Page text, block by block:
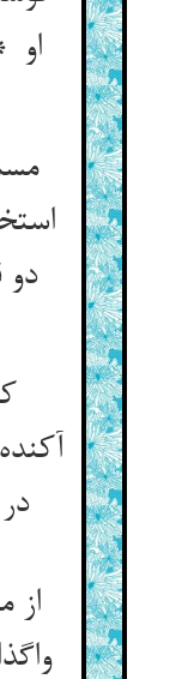
او
در جهان افکنده‌ای
از